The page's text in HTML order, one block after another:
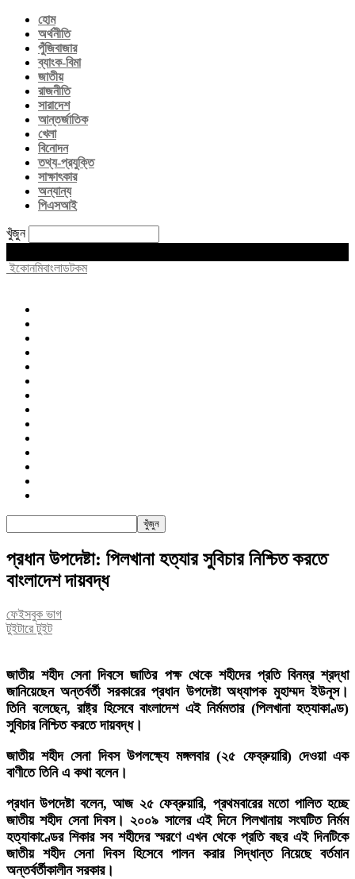
হোম
অর্থনীতি
পুঁজিবাজার
ব্যাংক-বিমা
জাতীয়
রাজনীতি
সারাদেশ
আন্তর্জাতিক
খেলা
বিনোদন
তথ্য-প্রযুক্তি
সাক্ষাৎকার
অন্যান্য
পিএসআই
খুঁজুন
ইকোনমিবাংলাডটকম
প্রধান উপদেষ্টা: পিলখানা হত্যার সুবিচার নিশ্চিত করতে
বাংলাদেশ দায়বদ্ধ
ফেইসবুক ভাগ
টুইটারে টুইট
জাতীয় শহীদ সেনা দিবসে জাতির পক্ষ থেকে শহীদের প্রতি বিনম্র শ্রদ্ধা
জানিয়েছেন অন্তর্বর্তী সরকারের প্রধান উপদেষ্টা অধ্যাপক মুহাম্মদ ইউনূস।
তিনি বলেছেন, রাষ্ট্র হিসেবে বাংলাদেশ এই নির্মমতার (পিলখানা হত্যাকাণ্ড)
সুবিচার নিশ্চিত করতে দায়বদ্ধ।
জাতীয় শহীদ সেনা দিবস উপলক্ষ্যে মঙ্গলবার (২৫ ফেব্রুয়ারি) দেওয়া এক
বাণীতে তিনি এ কথা বলেন।
প্রধান উপদেষ্টা বলেন, আজ ২৫ ফেব্রুয়ারি, প্রথমবারের মতো পালিত হচ্ছে
জাতীয় শহীদ সেনা দিবস। ২০০৯ সালের এই দিনে পিলখানায় সংঘটিত নির্মম
হত্যাকাণ্ডের শিকার সব শহীদের স্মরণে এখন থেকে প্রতি বছর এই দিনটিকে
জাতীয় শহীদ সেনা দিবস হিসেবে পালন করার সিদ্ধান্ত নিয়েছে বর্তমান
অন্তর্বর্তীকালীন সরকার।